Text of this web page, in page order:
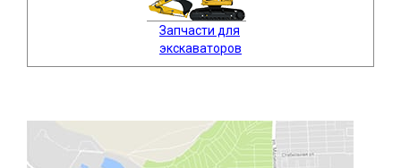
Запчасти для
экскаваторов